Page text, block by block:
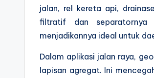
jalan, rel kereta api,
filtratif dan separatornya
menjadikannya ideal untuk
Dalam aplikasi jalan raya,
lapisan agregat. Ini